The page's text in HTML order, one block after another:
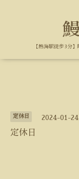
【熱海駅徒歩3分
定休日 2024-01-
定休日